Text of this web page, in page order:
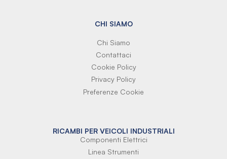
CHI SIAMO
Chi Siamo
Contattaci
Cookie Policy
Privacy Policy
Preferenze Cookie
RICAMBI PER VEICOLI INDUSTRIALI
Componenti Elettrici
Linea Strumenti